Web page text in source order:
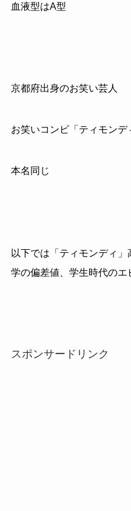
血液型はA型
京都府出身のお笑い芸人
お笑いコンビ「ティモンデ
本名同じ
以下では「ティモンディ
学の偏差値、学生時代の
スポンサードリンク